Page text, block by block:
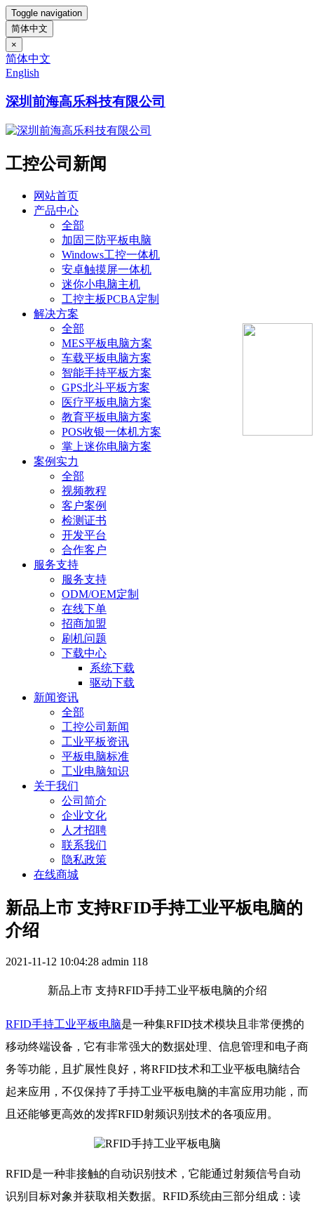
Toggle navigation
简体中文
×
简体中文
English
深圳前海高乐科技有限公司
工控公司新闻
网站首页
产品中心
全部
加固三防平板电脑
Windows工控一体机
安卓触摸屏一体机
迷你小电脑主机
工控主板PCBA定制
解决方案
全部
MES平板电脑方案
车载平板电脑方案
智能手持平板方案
GPS北斗平板方案
医疗平板电脑方案
教育平板电脑方案
POS收银一体机方案
掌上迷你电脑方案
案例实力
全部
视频教程
客户案例
检测证书
开发平台
合作客户
服务支持
服务支持
ODM/OEM定制
在线下单
招商加盟
刷机问题
下载中心
系统下载
驱动下载
新闻资讯
全部
工控公司新闻
工业平板资讯
平板电脑标准
工业电脑知识
关于我们
公司简介
企业文化
人才招聘
联系我们
隐私政策
在线商城
新品上市 支持RFID手持工业平板电脑的
介绍
2021-11-12 10:04:28 admin 118
新品上市 支持RFID手持工业平板电脑的介绍
RFID手持工业平板电脑是一种集RFID技术模块且非常便携的
移动终端设备，它有非常强大的数据处理、信息管理和电子商
务等功能，且扩展性良好，将RFID技术和工业平板电脑结合
起来应用，不仅保持了手持工业平板电脑的丰富应用功能，而
且还能够更高效的发挥RFID射频识别技术的各项应用。
RFID是一种非接触的自动识别技术，它能通过射频信号自动
识别目标对象并获取相关数据。RFID系统由三部分组成：读